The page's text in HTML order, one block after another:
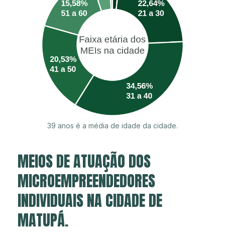
39 anos é a média de idade da cidade.
MEIOS DE ATUAÇÃO DOS
MICROEMPREENDEDORES
INDIVIDUAIS NA CIDADE DE
MATUPÁ.